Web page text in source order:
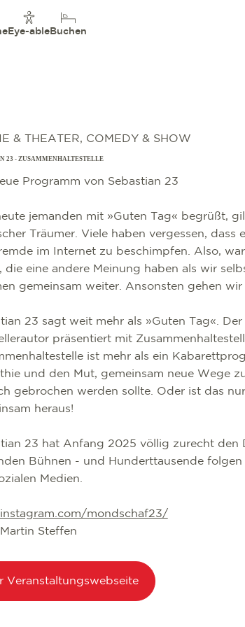
Eye-able Buchen
& THEATER, COMEDY & SHOW
23 - ZUSAMMENHALTESTELLE
Programm von Sebastian 23
jemanden mit »Guten Tag« begrüßt,
Träumer. Viele haben vergessen, dass
im Internet zu beschimpfen. Also,
die eine andere Meinung haben als wir
gemeinsam weiter. Ansonsten gehen
23 sagt weit mehr als »Guten Tag«.
präsentiert mit
ist mehr als ein
und den Mut, gemeinsam neue Wege
gebrochen werden sollte. Oder ist das
heraus!
23 hat Anfang 2025 völlig zurecht
Bühnen - und Hunderttausende
Medien.
mondschaf23/
Steffen
Veranstaltungswebseite